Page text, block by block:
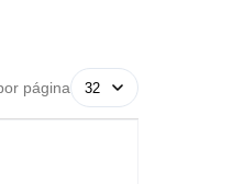
página